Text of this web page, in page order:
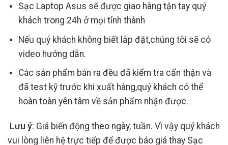
Sạc Laptop Asus sẽ được giao hàng tận tay quý
khách trong 24h ở mọi tỉnh thành
Nếu quý khách không biết lắp đặt,chúng tôi sẽ có
video hướng dẫn.
Các sản phẩm bán ra đều đã kiểm tra cẩn thận và
đã test kỹ trước khi xuất hàng,quý khách có thể
hoàn toàn yên tâm về sản phẩm nhận được.
Lưu ý: Giá biến động theo ngày, tuần. Vì vậy quý khách
vui lòng liên hệ trực tiếp để được báo giá thay Sạc